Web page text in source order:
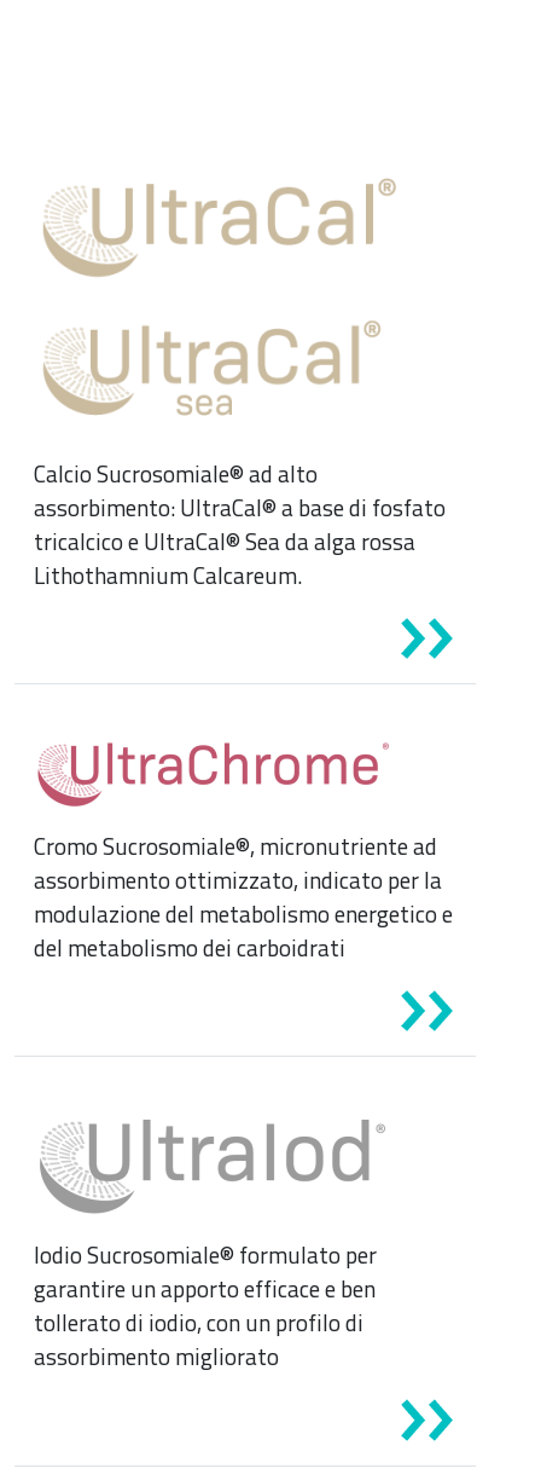
Calcio Sucrosomiale® ad alto
assorbimento: UltraCal® a base di fosfato
tricalcico e UltraCal® Sea da alga rossa
Lithothamnium Calcareum.
Cromo Sucrosomiale®, micronutriente ad
assorbimento ottimizzato, indicato per la
modulazione del metabolismo energetico e
del metabolismo dei carboidrati
Iodio Sucrosomiale® formulato per
garantire un apporto efficace e ben
tollerato di iodio, con un profilo di
assorbimento migliorato